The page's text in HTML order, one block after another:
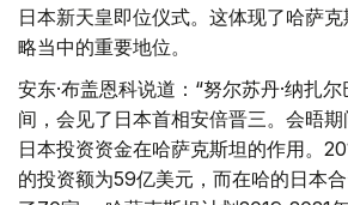
日本新天皇即位仪式。这体现了哈萨
略当中的重要地位。
安东·布盖恩科说道：“努尔苏丹·纳扎
间，会见了日本首相安倍晋三。会晤
日本投资资金在哈萨克斯坦的作用。
的投资额为59亿美元，而在哈的日本